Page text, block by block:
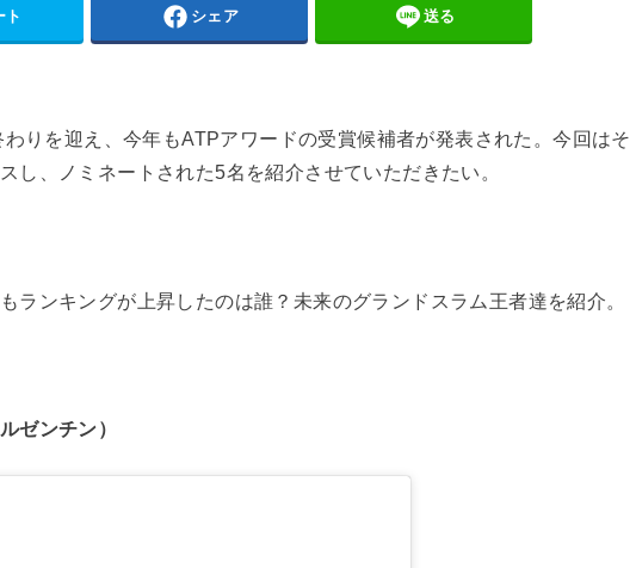
ト シェア 送る
りを迎え、今年もATPアワードの受賞候補者が発表された。今回はそ
し、ノミネートされた5名を紹介させていただきたい。
ランキングが上昇したのは誰？未来のグランドスラム王者達を紹介。
ゼンチン）